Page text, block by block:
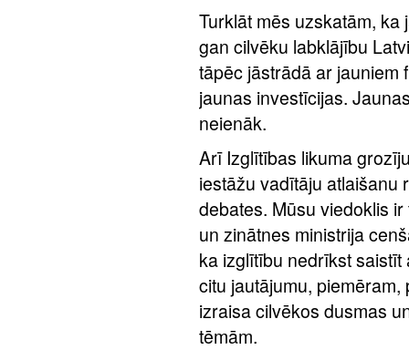
Turklāt mēs uzskatām,
gan cilvēku labklājību
tāpēc jāstrādā ar jauniem
jaunas investīcijas.
neienāk.
Arī Izglītības likuma
iestāžu vadītāju atlaišanu
debates. Mūsu viedoklis
un zinātnes ministrija
ka izglītību nedrīkst
citu jautājumu,
izraisa cilvēkos dusmas
tēmām.